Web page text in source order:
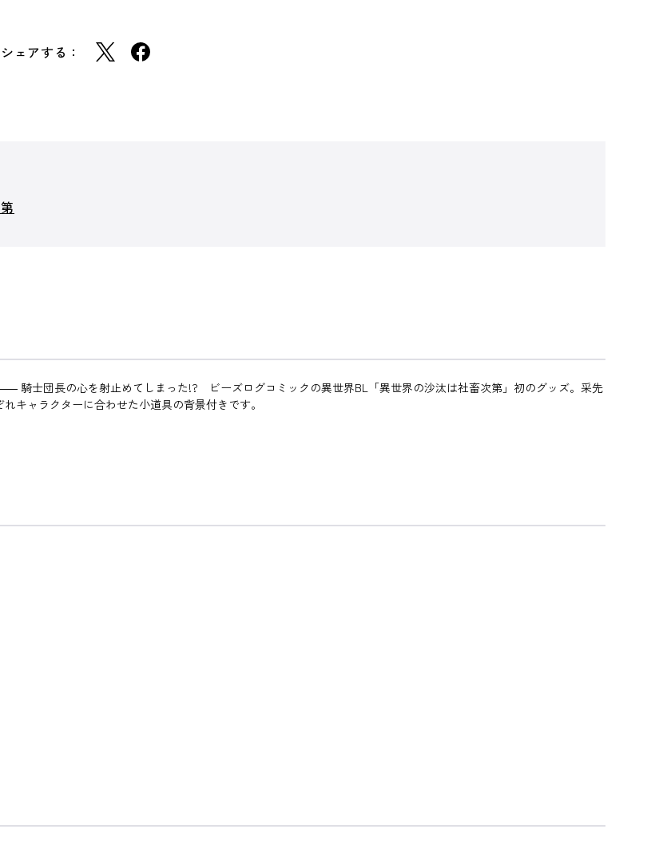
シェアする：
騎士団長の心を射止めてしまった!? ビーズログコミックの異世界BL「異世界の沙汰は社畜次第」初のグッズ。采先
キャラクターに合わせた小道具の背景付きです。